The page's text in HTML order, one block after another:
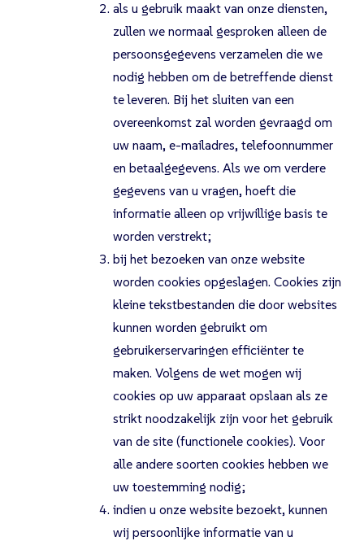
als u gebruik maakt van onze diensten,
zullen we normaal gesproken alleen de
persoonsgegevens verzamelen die we
nodig hebben om de betreffende dienst
te leveren. Bij het sluiten van een
overeenkomst zal worden gevraagd om
uw naam, e-mailadres, telefoonnummer
en betaalgegevens. Als we om verdere
gegevens van u vragen, hoeft die
informatie alleen op vrijwillige basis te
worden verstrekt;
bij het bezoeken van onze website
worden cookies opgeslagen. Cookies zijn
kleine tekstbestanden die door websites
kunnen worden gebruikt om
gebruikerservaringen efficiënter te
maken. Volgens de wet mogen wij
cookies op uw apparaat opslaan als ze
strikt noodzakelijk zijn voor het gebruik
van de site (functionele cookies). Voor
alle andere soorten cookies hebben we
uw toestemming nodig;
indien u onze website bezoekt, kunnen
wij persoonlijke informatie van u